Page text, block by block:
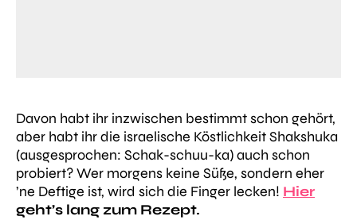
Davon habt ihr inzwischen bestimmt schon gehört,
aber habt ihr die israelische Köstlichkeit Shakshuka
(ausgesprochen: Schak-schuu-ka) auch schon
probiert? Wer morgens keine Süße, sondern eher
’ne Deftige ist, wird sich die Finger lecken! Hier
geht’s lang zum Rezept.